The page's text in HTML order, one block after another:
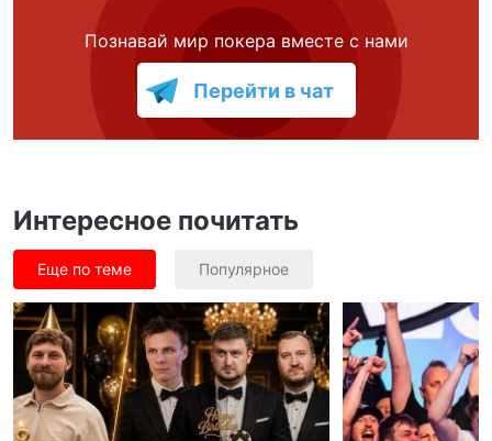
Познавай мир покера вместе с нами
Перейти в чат
Интересное почитать
Еще по теме Популярное